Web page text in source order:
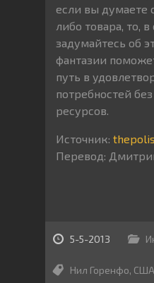
если вы думаете
либо товара, то,
задумайтесь об
фантазии
путь в
потребностей
ресурсов.
Источник:
Перевод:
5-5-2013
Нил Горенфо, США